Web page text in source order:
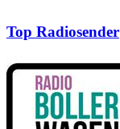
Top Radiosender